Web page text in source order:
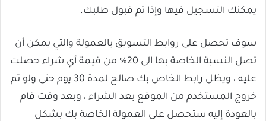
يمكنك التسجيل فيها وإذا تم قبول طلبك.
سوف تحصل على روابط التسويق بالعمولة والتي يمكن أن
تصل النسبة الخاصة بها الى 20% من قيمة أي شراء حصلت
عليه ، ويظل رابط الخاص بك صالح لمدة 30 يوم حتى ولو تم
خروج المستخدم من الموقع بعد الشراء ، وبعد وقت قام
بالعودة إليه ستحصل على العمولة الخاصة بك بشكل